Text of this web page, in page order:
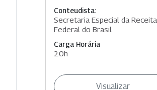
Conteudista:
Secretaria Especial da Receita
Federal do Brasil
Carga Horária
20h
Visualizar